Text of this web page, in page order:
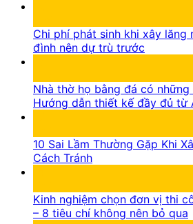
Chi phí phát sinh khi xây lăng
đình nên dự trù trước
Nhà thờ họ bằng đá có những
Hướng dẫn thiết kế đầy đủ từ
10 Sai Lầm Thường Gặp Khi
Cách Tránh
Kinh nghiệm chọn đơn vị thi
– 8 tiêu chí không nên bỏ qua